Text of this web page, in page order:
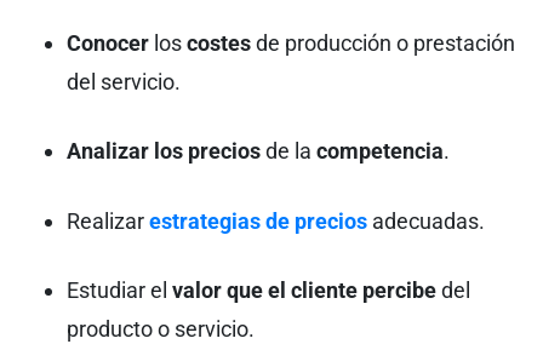
Conocer loscostesde producción o prestación
del servicio.
Analizar los preciosde la competencia.
Realizarestrategias de precios adecuadas.
Estudiar el valor que el cliente percibedel
producto o servicio.